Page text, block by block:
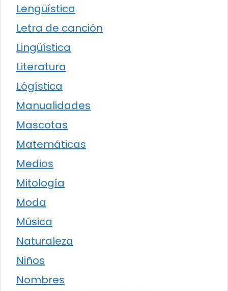
Lengüística
Letra de canción
Lingüística
Literatura
Lógística
Manualidades
Mascotas
Matemáticas
Medios
Mitología
Moda
Música
Naturaleza
Niños
Nombres